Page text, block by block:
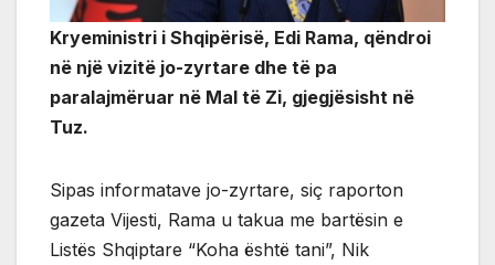
Kryeministri i Shqipërisë, Edi Rama, qëndroi
në një vizitë jo-zyrtare dhe të pa
paralajmëruar në Mal të Zi, gjegjësisht në
Tuz.
Sipas informatave jo-zyrtare, siç raporton
gazeta Vijesti, Rama u takua me bartësin e
Listës Shqiptare “Koha është tani”, Nik